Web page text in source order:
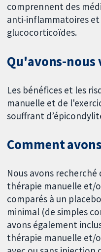
comprennent des
anti-inflammatoires et
glucocorticoïdes.
Qu'avons-nous
Les bénéfices et les
manuelle et de
souffrant
Comment
Nous avons
thérapie manuelle et/
comparés à un
minimal (de simples
avons également
thérapie manuelle et/